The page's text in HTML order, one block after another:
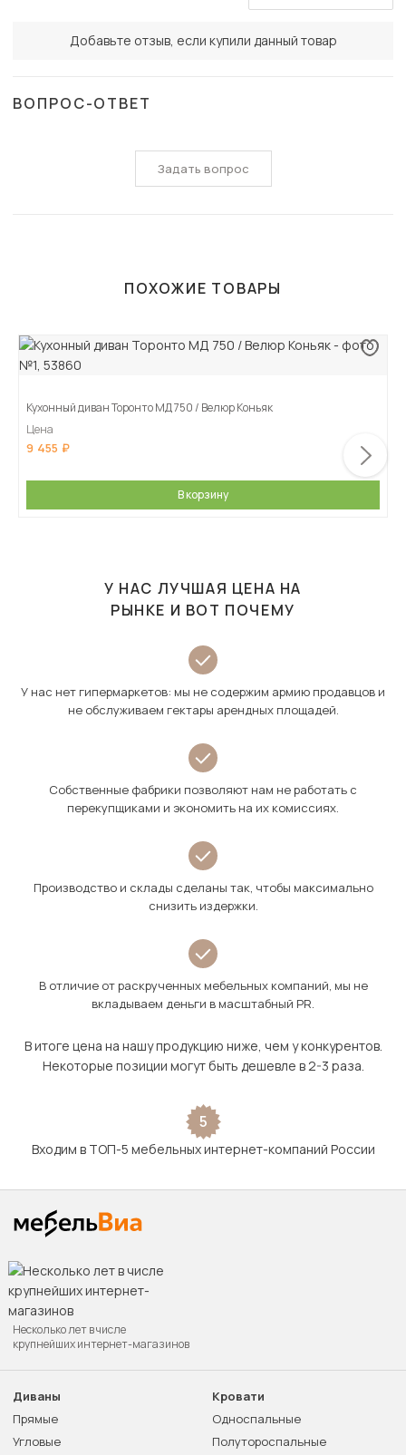
Добавьте отзыв, если купили данный товар
ВОПРОС-ОТВЕТ
Задать вопрос
ПОХОЖИЕ ТОВАРЫ
Кухонный диван Торонто МД 750 / Велюр Коньяк
Цена
9 455
В корзину
У НАС ЛУЧШАЯ ЦЕНА НА
РЫНКЕ И ВОТ ПОЧЕМУ
У нас нет гипермаркетов: мы не содержим армию продавцов и
не обслуживаем гектары арендных площадей.
Собственные фабрики позволяют нам не работать с
перекупщиками и экономить на их комиссиях.
Производство и склады сделаны так, чтобы максимально
снизить издержки.
В отличие от раскрученных мебельных компаний, мы не
вкладываем деньги в масштабный PR.
В итоге цена на нашу продукцию ниже, чем у конкурентов.
Некоторые позиции могут быть дешевле в 2-3 раза.
5
Входим в ТОП-5 мебельных интернет-компаний России
Несколько лет в числе
крупнейших интернет-магазинов
Диваны
Прямые
Угловые
Кровати
Односпальные
Полутороспальные